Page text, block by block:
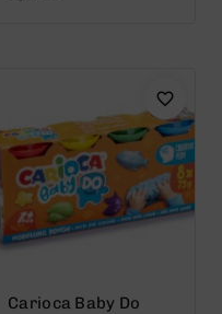
Carioca Baby Do